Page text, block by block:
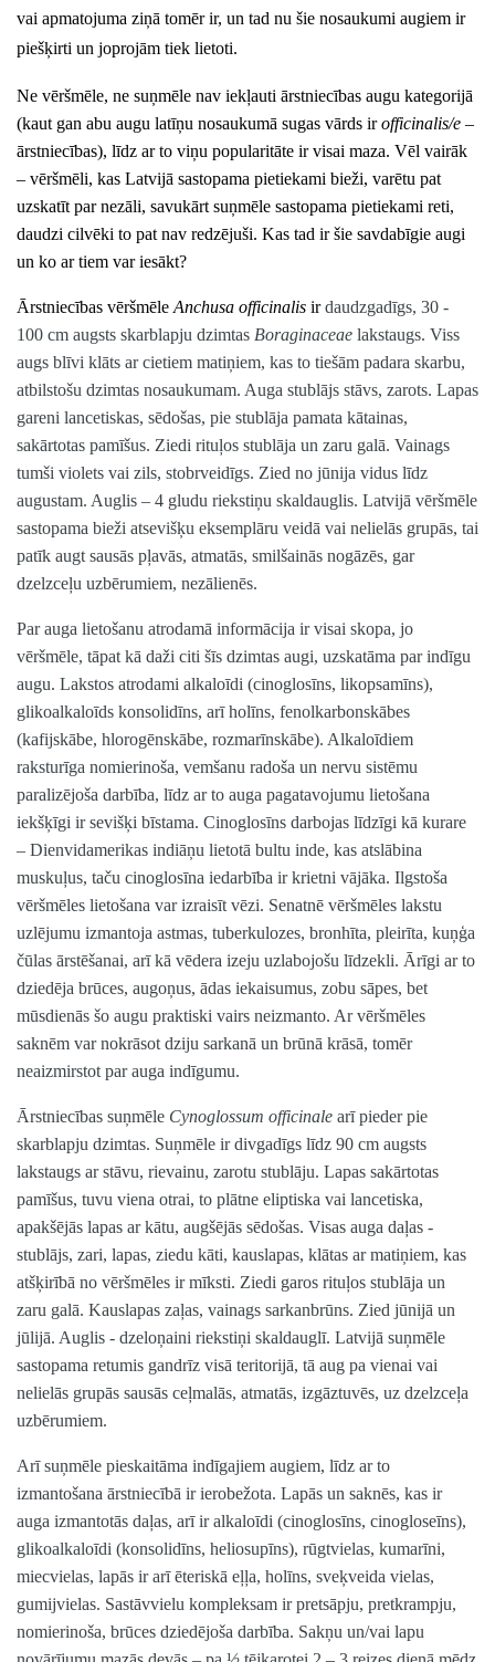
vai apmatojuma ziņā tomēr ir, un tad nu šie nosaukumi augiem ir
piešķirti un joprojām tiek lietoti.
Ne vēršmēle, ne suņmēle nav iekļauti ārstniecības augu kategorijā
(kaut gan abu augu latīņu nosaukumā sugas vārds irofficinalis/e –
ārstniecības), līdz ar to viņu popularitāte ir visai maza. Vēl vairāk
– vēršmēli, kas Latvijā sastopama pietiekami bieži, varētu pat
uzskatīt par nezāli, savukārt suņmēle sastopama pietiekami reti,
daudzi cilvēki to pat nav redzējuši. Kas tad ir šie savdabīgie augi
un ko ar tiem var iesākt?
Ārstniecības vēršmēle Anchusa officinalis irdaudzgadīgs, 30 -
100 cm augsts skarblapju dzimtas Boraginaceae lakstaugs. Viss
augs blīvi klāts ar cietiem matiņiem, kas to tiešām padara skarbu,
atbilstošu dzimtas nosaukumam. Auga stublājs stāvs, zarots. Lapas
gareni lancetiskas, sēdošas, pie stublāja pamata kātainas,
sakārtotas pamīšus. Ziedi rituļos stublāja un zaru galā. Vainags
tumši violets vai zils, stobrveidīgs. Zied no jūnija vidus līdz
augustam. Auglis – 4 gludu riekstiņu skaldauglis. Latvijā vēršmēle
sastopama bieži atsevišķu eksemplāru veidā vai nelielās grupās, tai
patīk augt sausās pļavās, atmatās, smilšainās nogāzēs, gar
dzelzceļu uzbērumiem, nezālienēs.
Par auga lietošanu atrodamā informācija ir visai skopa, jo
vēršmēle, tāpat kā daži citi šīs dzimtas augi, uzskatāma par indīgu
augu. Lakstos atrodami alkaloīdi (cinoglosīns, likopsamīns),
glikoalkaloīds konsolidīns, arī holīns, fenolkarbonskābes
(kafijskābe, hlorogēnskābe, rozmarīnskābe). Alkaloīdiem
raksturīga nomierinoša, vemšanu radoša un nervu sistēmu
paralizējoša darbība, līdz ar to auga pagatavojumu lietošana
iekšķīgi ir sevišķi bīstama. Cinoglosīns darbojas līdzīgi kā kurare
– Dienvidamerikas indiāņu lietotā bultu inde, kas atslābina
muskuļus, taču cinoglosīna iedarbība ir krietni vājāka. Ilgstoša
vēršmēles lietošana var izraisīt vēzi. Senatnē vēršmēles lakstu
uzlējumu izmantoja astmas, tuberkulozes, bronhīta, pleirīta, kuņģa
čūlas ārstēšanai, arī kā vēdera izeju uzlabojošu līdzekli. Ārīgi ar to
dziedēja brūces, augoņus, ādas iekaisumus, zobu sāpes, bet
mūsdienās šo augu praktiski vairs neizmanto. Ar vēršmēles
saknēm var nokrāsot dziju sarkanā un brūnā krāsā, tomēr
neaizmirstot par auga indīgumu.
Ārstniecības suņmēle Cynoglossum officinale arī pieder pie
skarblapju dzimtas. Suņmēle ir divgadīgs līdz 90 cm augsts
lakstaugs ar stāvu, rievainu, zarotu stublāju. Lapas sakārtotas
pamīšus, tuvu viena otrai, to plātne eliptiska vai lancetiska,
apakšējās lapas ar kātu, augšējās sēdošas. Visas auga daļas -
stublājs, zari, lapas, ziedu kāti, kauslapas, klātas ar matiņiem, kas
atšķirībā no vēršmēles ir mīksti. Ziedi garos rituļos stublāja un
zaru galā. Kauslapas zaļas, vainags sarkanbrūns. Zied jūnijā un
jūlijā. Auglis - dzeloņaini riekstiņi skaldauglī. Latvijā suņmēle
sastopama retumis gandrīz visā teritorijā, tā aug pa vienai vai
nelielās grupās sausās ceļmalās, atmatās, izgāztuvēs, uz dzelzceļa
uzbērumiem.
Arī suņmēle pieskaitāma indīgajiem augiem, līdz ar to
izmantošana ārstniecībā ir ierobežota. Lapās un saknēs, kas ir
auga izmantotās daļas, arī ir alkaloīdi (cinoglosīns, cinogloseīns),
glikoalkaloīdi (konsolidīns, heliosupīns), rūgtvielas, kumarīni,
miecvielas, lapās ir arī ēteriskā eļļa, holīns, sveķveida vielas,
gumijvielas. Sastāvvielu kompleksam ir pretsāpju, pretkrampju,
nomierinoša, brūces dziedējoša darbība. Sakņu un/vai lapu